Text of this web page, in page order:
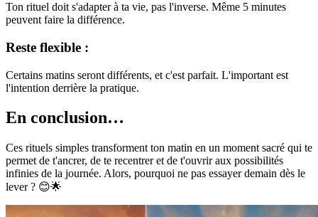
Ton rituel doit s'adapter à ta vie, pas l'inverse. Même 5 minutes
peuvent faire la différence.
Reste flexible :
Certains matins seront différents, et c'est parfait. L'important est
l'intention derrière la pratique.
En conclusion…
Ces rituels simples transforment ton matin en un moment sacré qui te
permet de t'ancrer, de te recentrer et de t'ouvrir aux possibilités
infinies de la journée. Alors, pourquoi ne pas essayer demain dès le
lever ? 😊🌟